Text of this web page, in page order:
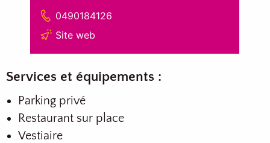
0490184126
Site web
Services et équipements :
Parking privé
Restaurant sur place
Vestiaire